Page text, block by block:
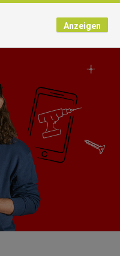
Anzeigen